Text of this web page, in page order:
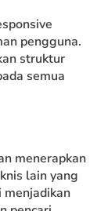
pengguna.
struktur
semua
menerapkan
lain yang
menjadikan